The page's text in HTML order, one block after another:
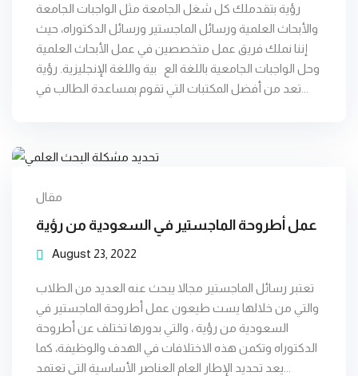
رئيسة
اعتمد
عليهم في
كتابة بحث
التخرج مع
التعليمية
رؤية بتقدملك كل شغل الجامعة مثل الواجبات الجامعة
والأبحاث العلمية ورسائل الماجستير ورسائل الدكتوراه، حيث
إننا نملك فريق عمل متخصصين في عمل الأبحاث العلمية
وحل الواجبات الجامعية باللغة الع بية واللغة الإنجليزية. رؤية
مقال
عمل أطروحة الماجستير في السعودية من رؤية
August 23, 2022
تعتبر رسائل الماجستير مجالا يبحث عنه العديد من الطلاب
والتي من خلالها يست طيعون عمل أطروحة الماجستير في
السعودية من رؤية ، والتي بدورها تختلف عن أطروحة
الدكتوراه وتكمن هذه الاختلافات في الهدف والوظيفة، كما